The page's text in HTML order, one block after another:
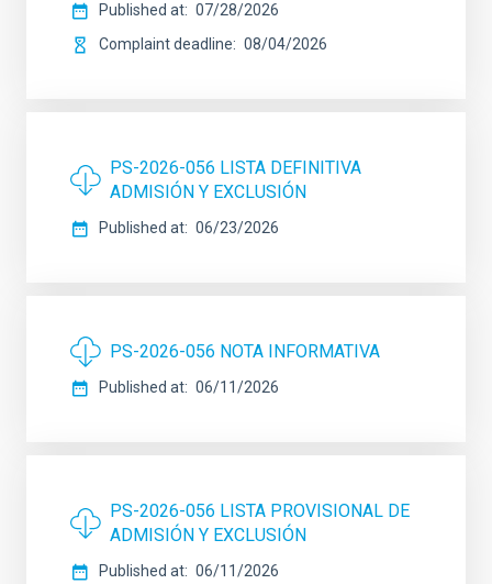
Published at
07/28/2026
Complaint deadline
08/04/2026
PS-2026-056 LISTA DEFINITIVA
ADMISIÓN Y EXCLUSIÓN
Published at 06/23/2026
PS-2026-056 NOTA INFORMATIVA
Published at 06/11/2026
PS-2026-056 LISTA PROVISIONAL DE
ADMISIÓN Y EXCLUSIÓN
Published at
06/11/2026